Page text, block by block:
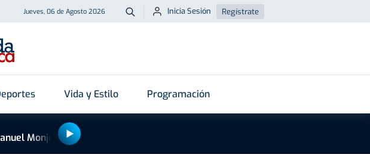
Jueves, 06 de Agosto 2026 Buscar
Inicia Sesión Regístrate
Vida y Estilo Programación
Monje